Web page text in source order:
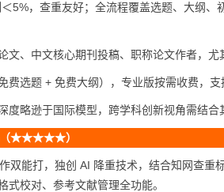
5%，查重友好；全流程覆盖选题、大纲
文、中文核心期刊投稿、职称论文作者，尤
费选题 + 免费大纲），专业版按需收费，支
度略逊于国际模型，跨学科创新视角需结合
（★★★★★）
双能打，独创 AI 降重技术，结合知网查
式校对、参考文献管理全功能。